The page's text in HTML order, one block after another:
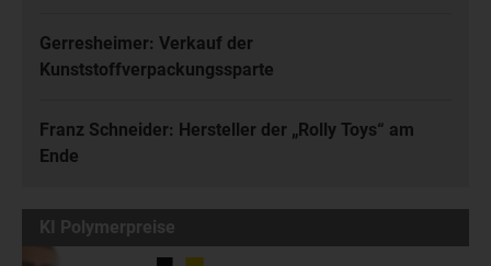
Gerresheimer: Verkauf der
Kunststoffverpackungssparte
Franz Schneider: Hersteller der „Rolly Toys“ am
Ende
KI Polymerpreise